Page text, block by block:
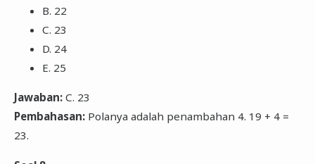
B. 22
C. 23
D. 24
E. 25
Jawaban:C. 23
Pembahasan:Polanya adalah penambahan 4. 19 + 4 =
23.